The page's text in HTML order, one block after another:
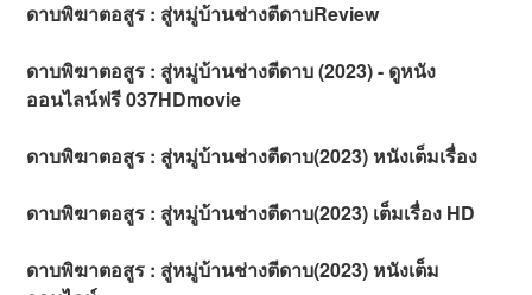
ดาบพิฆาตอสูร : สู่หมู่บ้านช่างตีดาบReview
ดาบพิฆาตอสูร : สู่หมู่บ้านช่างตีดาบ (2023) - ดูหนัง
ออนไลน์ฟรี 037HDmovie
ดาบพิฆาตอสูร : สู่หมู่บ้านช่างตีดาบ(2023) หนังเต็มเรื่อง
ดาบพิฆาตอสูร : สู่หมู่บ้านช่างตีดาบ(2023) เต็มเรื่อง HD
ดาบพิฆาตอสูร : สู่หมู่บ้านช่างตีดาบ(2023) หนังเต็ม